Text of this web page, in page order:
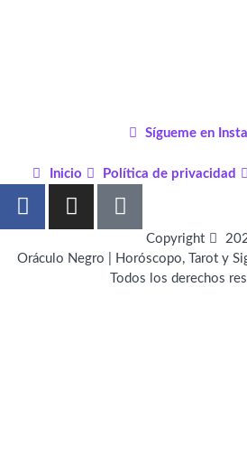
Sígueme en
Inicio Política de privacidad
F
a
e
I
n
t
P
i
t
e
Copyright
Oráculo Negro | Horóscopo, Tarot y
Todos los derechos